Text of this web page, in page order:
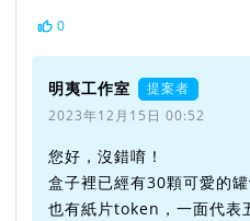
0
明夷工作室
提案者
2023年12月15日 00:52
您好，沒錯唷！
盒子裡已經有30顆可愛的罐
也有紙片token，一面代表